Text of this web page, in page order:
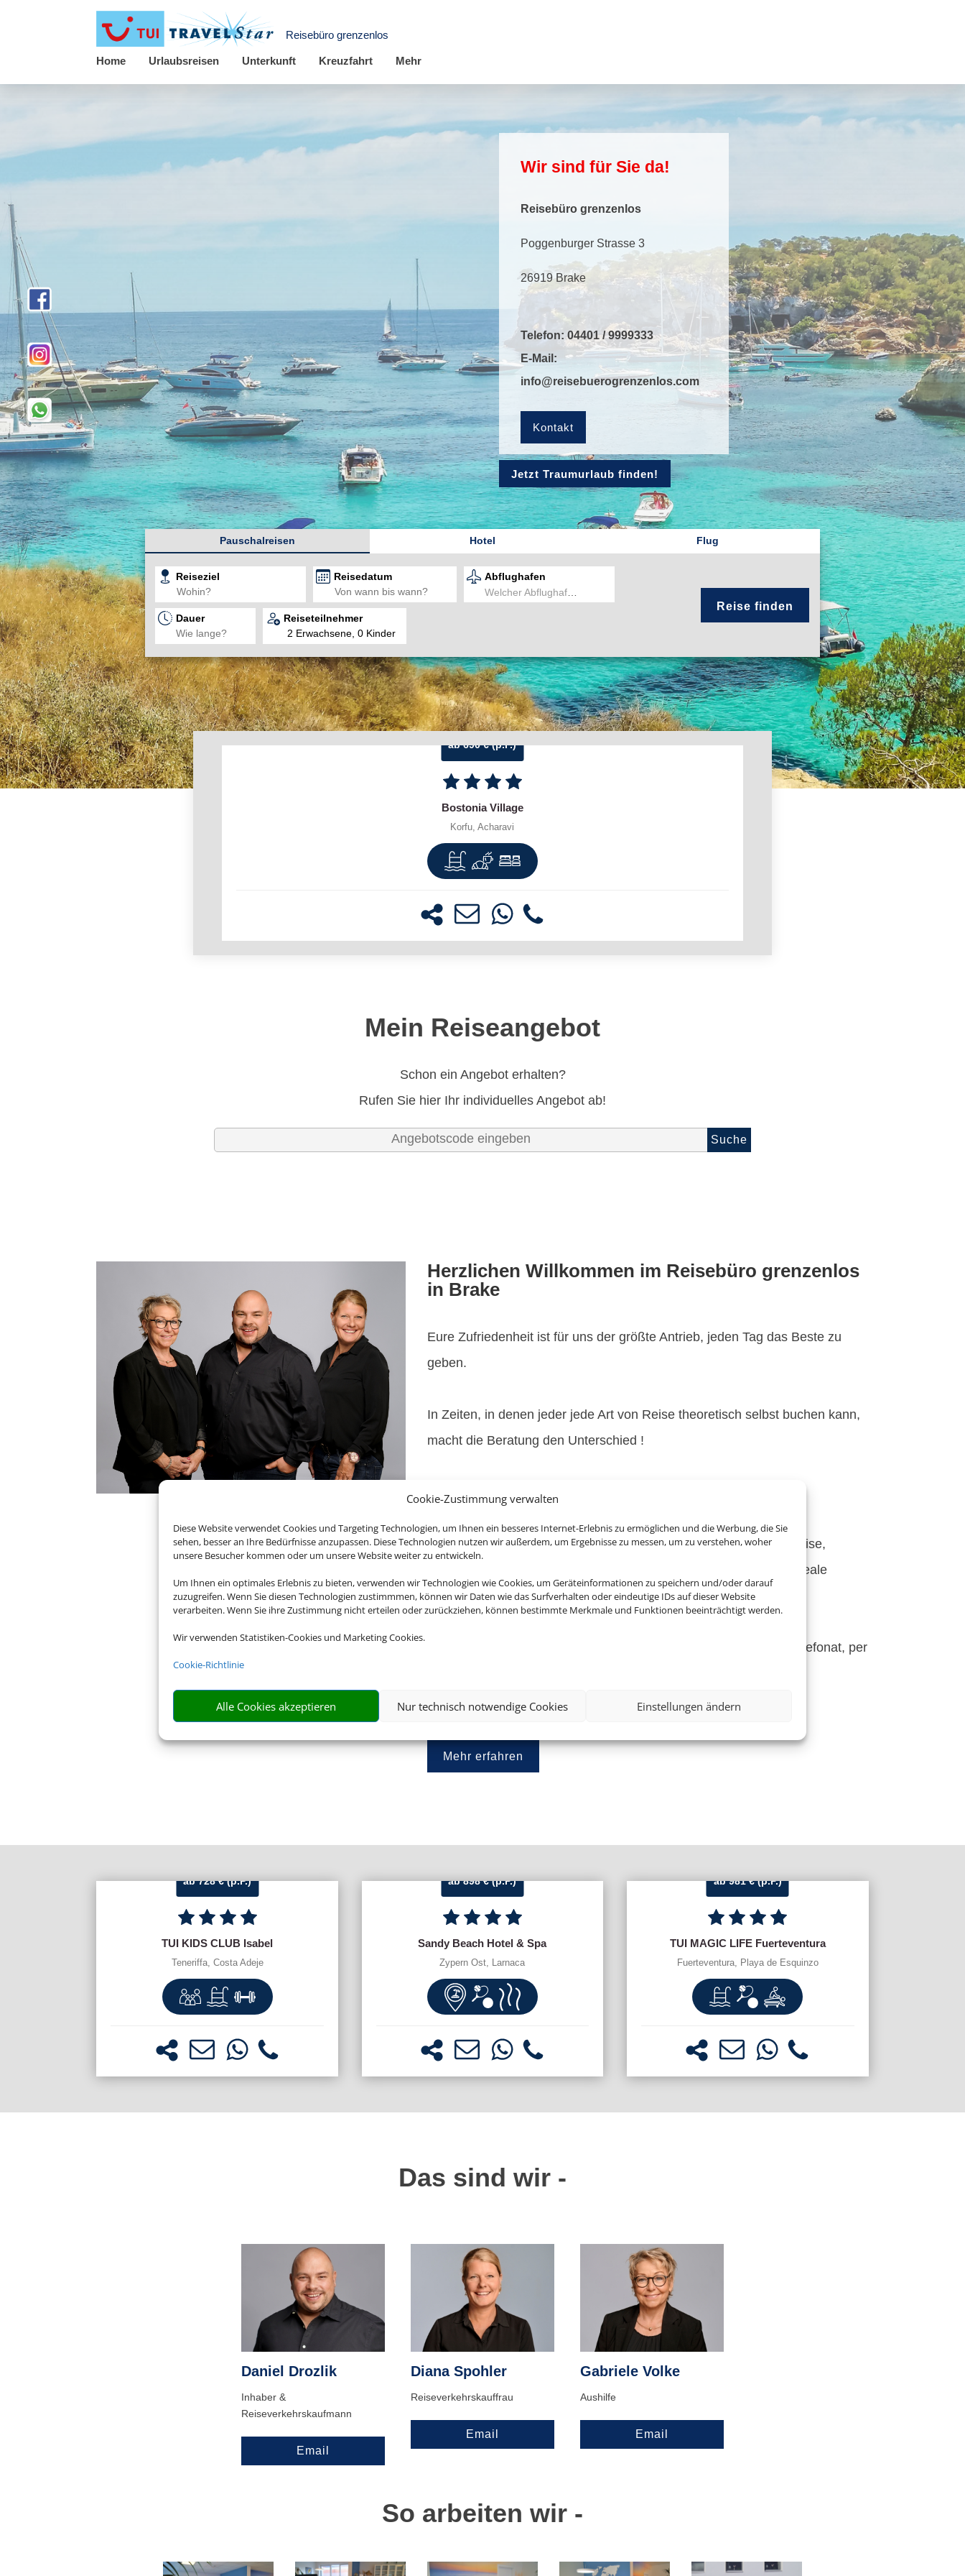
Cookie-Zustimmung verwalten
Diese Website verwendet Cookies und Targeting Technologien, um Ihnen ein besseres Internet-Erlebnis zu ermöglichen und die Werbung, die Sie
sehen, besser an Ihre Bedürfnisse anzupassen. Diese Technologien nutzen wir außerdem, um Ergebnisse zu messen, um zu verstehen, woher
unsere Besucher kommen oder um unsere Website weiter zu entwickeln.
Um Ihnen ein optimales Erlebnis zu bieten, verwenden wir Technologien wie Cookies, um Geräteinformationen zu speichern und/oder darauf
zuzugreifen. Wenn Sie diesen Technologien zustimmmen, können wir Daten wie das Surfverhalten oder eindeutige IDs auf dieser Website
verarbeiten. Wenn Sie ihre Zustimmung nicht erteilen oder zurückziehen, können bestimmte Merkmale und Funktionen beeinträchtigt werden.
Wir verwenden Statistiken-Cookies und Marketing Cookies.
Cookie-Richtlinie
Alle Cookies akzeptieren Nur technisch notwendige Cookies Einstellungen ändern
Reisebüro grenzenlos
Home Urlaubsreisen Unterkunft Kreuzfahrt Mehr
Wir sind für Sie da!
Reisebüro grenzenlos
Poggenburger Strasse 3
26919 Brake
Telefon:04401 / 9999333
E-Mail:
info@reisebuerogrenzenlos.com
Kontakt
Jetzt Traumurlaub finden!
Pauschalreisen Hotel Flug
Reiseziel Reisedatum
Abflughafen
Welcher Abflughafen?
Dauer Reiseteilnehmer
Reise finden
ab 690 € (p.P.)
Bostonia Village
Korfu, Acharavi
Mein Reiseangebot
Schon ein Angebot erhalten?
Rufen Sie hier Ihr individuelles Angebot ab!
Suche
Herzlichen Willkommen im Reisebüro grenzenlos
in Brake
Eure Zufriedenheit ist für uns der größte Antrieb, jeden Tag das Beste zu
geben.
In Zeiten, in denen jeder jede Art von Reise theoretisch selbst buchen kann,
macht die Beratung den Unterschied !
Wir verfügen über eine jahrelange Erfahrung im Tourismus.
Wir finden das bestmögliche Angebot. Ganz gleich, ob Pauschalreise,
individuelle Tour, Flug- oder Kreuzfahrtbuchung – wir haben die ideale
Lösung komplett auf euer Vorhaben zugeschnitten.
Wir freuen uns über einen persönlichen Kontakt : -im Büro, per Telefonat, per
Mehr erfahren
ab 728 € (p.P.)
TUI KIDS CLUB Isabel
Teneriffa, Costa Adeje
ab 898 € (p.P.)
Sandy Beach Hotel & Spa
Zypern Ost, Larnaca
ab 981 € (p.P.)
TUI MAGIC LIFE Fuerteventura
Fuerteventura, Playa de Esquinzo
Das sind wir -
Daniel Drozlik
Inhaber &
Reiseverkehrskaufmann
Email
Diana Spohler
Reiseverkehrskauffrau
Email
Gabriele Volke
Aushilfe
Email
So arbeiten wir -